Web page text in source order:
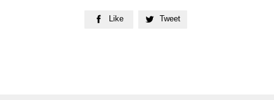
 Like  Tweet